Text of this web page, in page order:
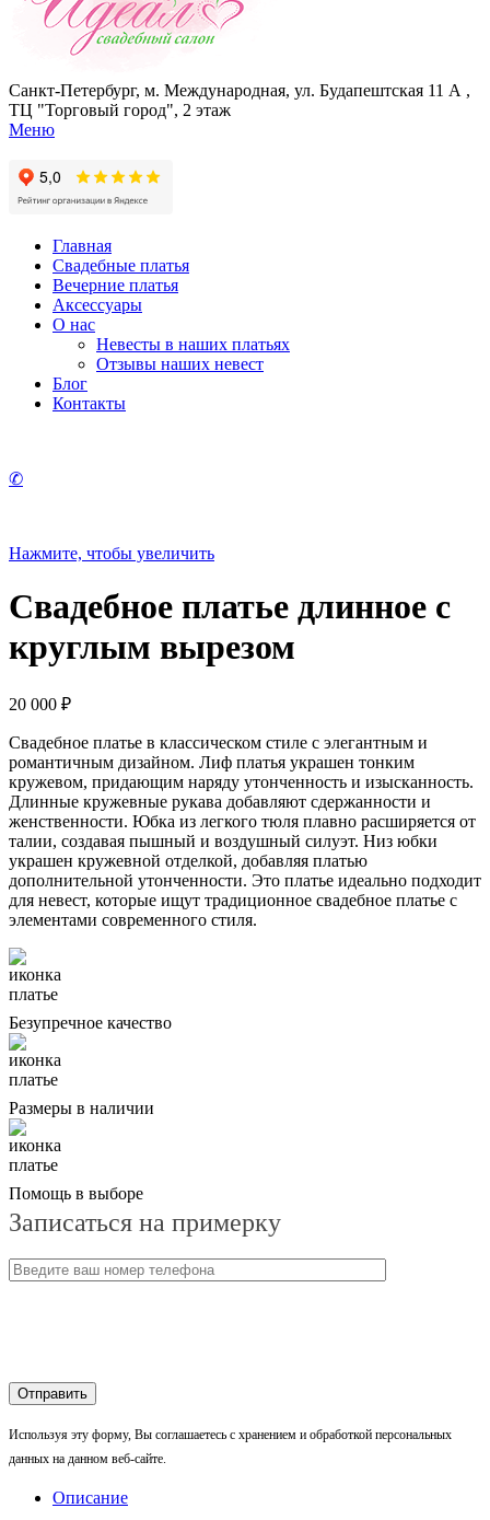
Санкт-Петербург, м. Международная, ул. Будапештская 11 А ,
ТЦ "Торговый город", 2 этаж
Меню
Главная
Свадебные платья
Вечерние платья
Аксессуары
О нас
Невесты в наших платьях
Отзывы наших невест
Блог
Контакты
✆
Нажмите, чтобы увеличить
Свадебное платье длинное с
круглым вырезом
20 000 ₽
Свадебное платье в классическом стиле с элегантным и
романтичным дизайном. Лиф платья украшен тонким
кружевом, придающим наряду утонченность и изысканность.
Длинные кружевные рукава добавляют сдержанности и
женственности. Юбка из легкого тюля плавно расширяется от
талии, создавая пышный и воздушный силуэт. Низ юбки
украшен кружевной отделкой, добавляя платью
дополнительной утонченности. Это платье идеально подходит
для невест, которые ищут традиционное свадебное платье с
элементами современного стиля.
Безупречное качество
Размеры в наличии
Помощь в выборе
Записаться на примерку
Используя эту форму, Вы соглашаетесь с хранением и обработкой персональных
данных на данном веб-сайте.
Описание